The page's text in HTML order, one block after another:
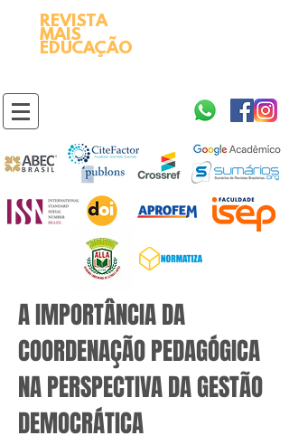
REVISTA
MAIS
EDUCAÇÃO
A IMPORTÂNCIA DA
COORDENAÇÃO PEDAGÓGICA
NA PERSPECTIVA DA GESTÃO
DEMOCRÁTICA